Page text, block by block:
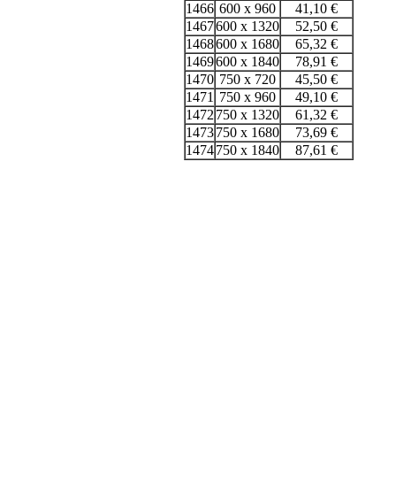
1466 600 x 960
41,10 €
1467600 x 1320
52,50 €
1468600 x 1680
65,32 €
1469600 x 1840
78,91 €
1470 750 x 720
45,50 €
1471 750 x 960
49,10 €
1472 750 x 1320
61,32 €
1473750 x 1680
73,69 €
1474750 x 1840 87,61 €